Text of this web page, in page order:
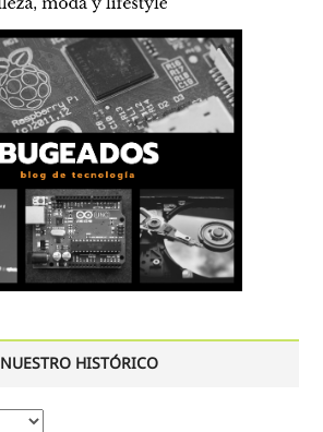
NUESTRO HISTÓRICO